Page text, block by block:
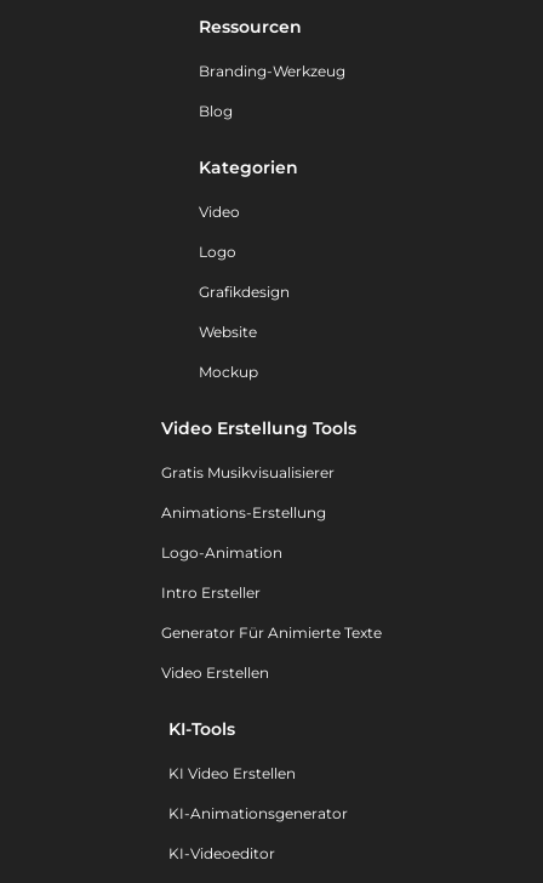
Ressourcen
Branding-Werkzeug
Blog
Kategorien
Video
Logo
Grafikdesign
Website
Mockup
Video Erstellung Tools
Gratis Musikvisualisierer
Animations-Erstellung
Logo-Animation
Intro Ersteller
Generator Für Animierte Texte
Video Erstellen
KI-Tools
KI Video Erstellen
KI-Animationsgenerator
KI-Videoeditor